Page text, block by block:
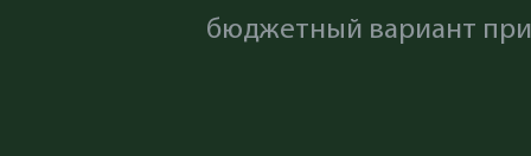
бюджетный вариант